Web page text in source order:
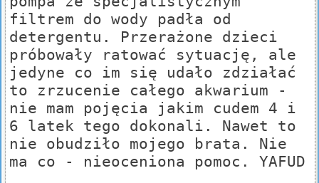
filtrem do wody padła od
detergentu. Przerażone dzieci
próbowały ratować sytuację, ale
jedyne co im się udało zdziałać
to zrzucenie całego akwarium -
nie mam pojęcia jakim cudem 4 i
6 latek tego dokonali. Nawet to
nie obudziło mojego brata. Nie
ma co - nieoceniona pomoc. YAFUD